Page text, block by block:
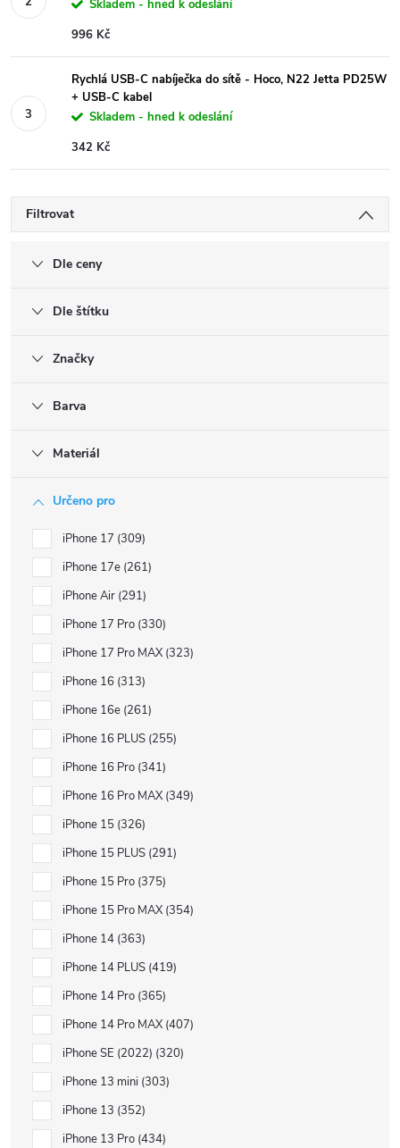
Skladem - hned k odeslání
996 Kč
Rychlá USB-C nabíječka do sítě - Hoco, N22 Jetta PD25W
+ USB-C kabel
Skladem - hned k odeslání
342 Kč
Filtrovat
Dle ceny
Dle štítku
Značky
Barva
Materiál
Určeno pro
iPhone 17 309
iPhone 17e 261
iPhone Air 291
iPhone 17 Pro 330
iPhone 17 Pro MAX 323
iPhone 16 313
iPhone 16e 261
iPhone 16 PLUS 255
iPhone 16 Pro 341
iPhone 16 Pro MAX 349
iPhone 15 326
iPhone 15 PLUS 291
iPhone 15 Pro 375
iPhone 15 Pro MAX 354
iPhone 14 363
iPhone 14 PLUS 419
iPhone 14 Pro 365
iPhone 14 Pro MAX 407
iPhone SE (2022) 320
iPhone 13 mini 303
iPhone 13 352
iPhone 13 Pro 434